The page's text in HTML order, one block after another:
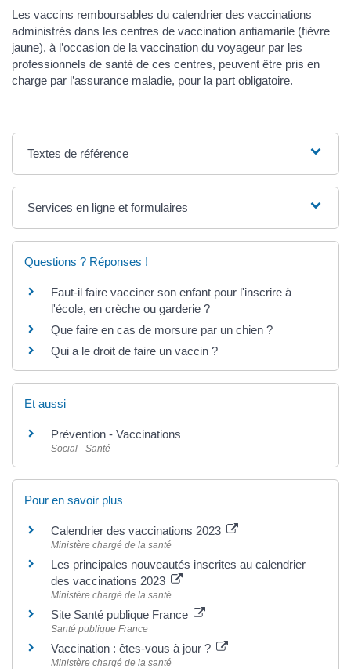
Les vaccins remboursables du calendrier des vaccinations
administrés dans les centres de vaccination antiamarile (fièvre
jaune), à l’occasion de la vaccination du voyageur par les
professionnels de santé de ces centres, peuvent être pris en
charge par l’assurance maladie, pour la part obligatoire.
Textes de référence
Services en ligne et formulaires
Questions ? Réponses !
Faut-il faire vacciner son enfant pour l'inscrire à
l'école, en crèche ou garderie ?
Que faire en cas de morsure par un chien ?
Qui a le droit de faire un vaccin ?
Et aussi
Prévention - Vaccinations
Social - Santé
Pour en savoir plus
Calendrier des vaccinations 2023
Ministère chargé de la santé
Les principales nouveautés inscrites au calendrier
des vaccinations 2023
Ministère chargé de la santé
Site Santé publique France
Santé publique France
Vaccination : êtes-vous à jour ?
Ministère chargé de la santé